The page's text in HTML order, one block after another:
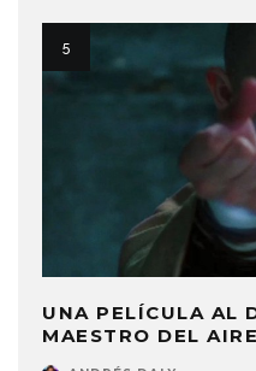
UNA PELÍCULA AL
MAESTRO DEL